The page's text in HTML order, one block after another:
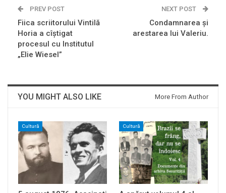
PREV POST
Fiica scriitorului Vintilă
Horia a cîştigat
procesul cu Institutul
„Elie Wiesel”
NEXT POST
Condamnarea și
arestarea lui Valeriu.
YOU MIGHT ALSO LIKE More From Author
Cultură Cultură